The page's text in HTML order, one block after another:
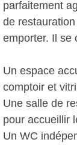
parfaitement
de
emporter. Il se
Un espace
comptoir et
Une salle de
pour accueillir
Un WC